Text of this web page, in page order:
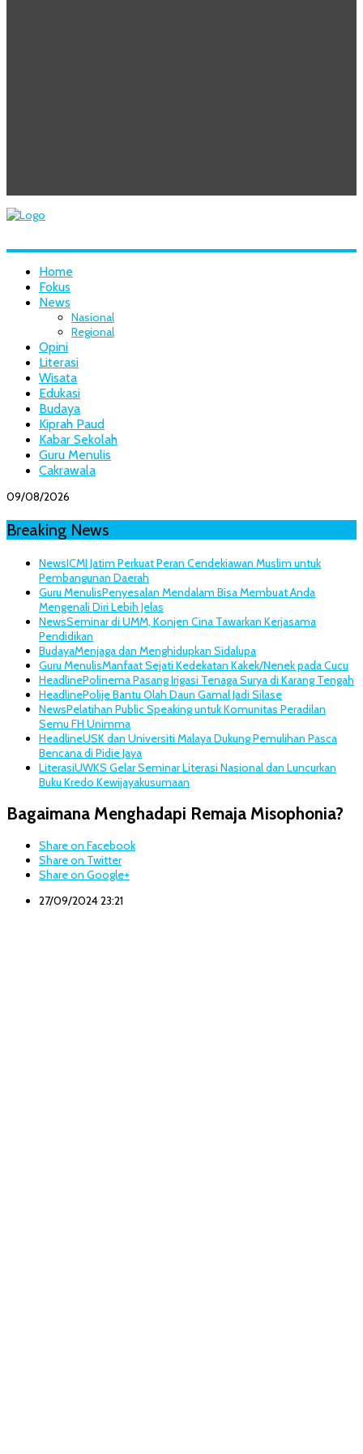
Home
Fokus
News
Nasional
Regional
Opini
Literasi
Wisata
Edukasi
Budaya
Kiprah Paud
Kabar Sekolah
Guru Menulis
Cakrawala
09/08/2026
Breaking News
NewsICMI Jatim Perkuat Peran Cendekiawan Muslim untuk
Pembangunan Daerah
Guru MenulisPenyesalan Mendalam Bisa Membuat Anda
Mengenali Diri Lebih Jelas
NewsSeminar di UMM, Konjen Cina Tawarkan Kerjasama
Pendidikan
BudayaMenjaga dan Menghidupkan Sidalupa
Guru MenulisManfaat Sejati Kedekatan Kakek/Nenek pada Cucu
HeadlinePolinema Pasang Irigasi Tenaga Surya di Karang Tengah
HeadlinePolije Bantu Olah Daun Gamal Jadi Silase
NewsPelatihan Public Speaking untuk Komunitas Peradilan
Semu FH Unimma
HeadlineUSK dan Universiti Malaya Dukung Pemulihan Pasca
Bencana di Pidie Jaya
LiterasiUWKS Gelar Seminar Literasi Nasional dan Luncurkan
Buku Kredo Kewijayakusumaan
Bagaimana Menghadapi Remaja Misophonia?
Share on Facebook
Share on Twitter
Share on Google+
27/09/2024 23:21